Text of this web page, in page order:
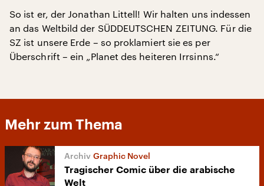
So ist er, der Jonathan Littell! Wir halten uns indessen
an das Weltbild der SÜDDEUTSCHEN ZEITUNG. Für die
SZ ist unsere Erde – so proklamiert sie es per
Überschrift – ein „Planet des heiteren Irrsinns.“
Mehr zum Thema
Graphic Novel
Tragischer Comic über die arabische
Welt